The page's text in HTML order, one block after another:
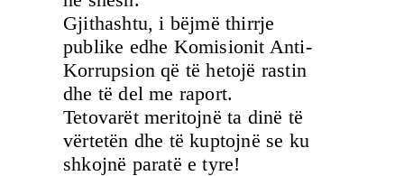
Gjithashtu, i bëjmë thirrje
publike edhe Komisionit Anti-
Korrupsion që të hetojë rastin
dhe të del me raport.
Tetovarët meritojnë ta dinë të
vërtetën dhe të kuptojnë se ku
shkojnë paratë e tyre!